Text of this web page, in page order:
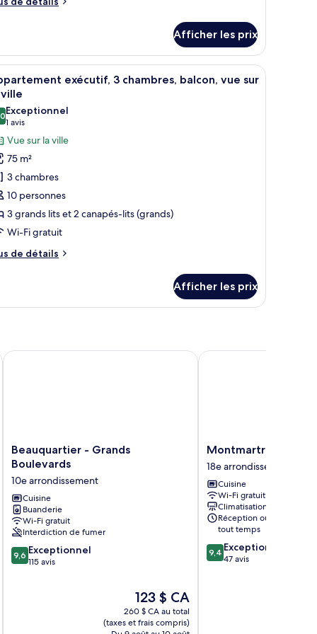
Afficher les prix
par une fenêtre.
grand lit, un téléviseur à écran plat, une tête de lit bleue et un petit
:
Un lit bien fait, avec du linge de lit et des
15
exécutif, 3 chambres, balcon, vue sur
sur 10
Exceptionnel
1 avis
(1 avis)
Vue sur la ville
75 m²
3 chambres
10 personnes
3 grands lits et 2 canapés-lits (grands)
Wi-Fi gratuit
de détails
Afficher les prix
Beauquartier
-
Boulevards
10e
arrondissement
Beauquartier - Grands
Boulevards
10e arrondissement
Cuisine
Buanderie
Wi-Fi gratuit
Interdiction de fumer
9.6
sur
9,6 Exceptionnel
115 avis
Le
prix
est
123 $ CA
260 $ CA au total
(taxes et frais compris)
Beauquartier - Grands Boulevards
Montmartre
Paris
Suite
18e
arrondissement
Montmartre Paris
18e arrondissement
Cuisine
Wi-Fi gratuit
Climatisation
Réception ouverte en
tout temps
9.4
sur
9,4 Exceptionnel
47 avis
Montmartre Paris Suite